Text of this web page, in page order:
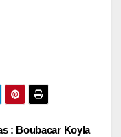
: Boubacar Koyla